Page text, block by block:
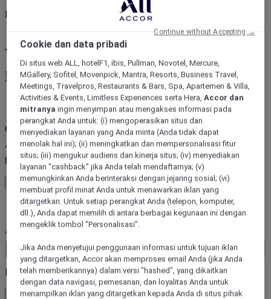
Destinasi Anda berikutnya
Americana : pesan hotel Anda
Pesan hotel dari 45+ Merek Hotel Accor
kesalahan
Core booking engine
You’ll be redirected to Accor website to view available hotels and
book your stay
Tutup jendela
kesalahan
Anda pergi ke mana saja?
Kamar & Tamu
1 Kamar - 1 Tamu
Cookie dan data pribadi
Di situs web ALL, hotelF1, ibis, Pullman, Novotel, Mercure,
MGallery, Sofitel, Movenpick, Mantra, Resorts, Business Travel,
Meetings, Travelpros, Restaurants & Bars, Spa, Apartemen & Villa,
Activities & Events, Limitless Experiences serta Hera,Accor dan
mitranya ingin menyimpan atau mengakses informasi pada
perangkat Anda untuk: (i) mengoperasikan situs dan
menyediakan layanan yang Anda minta (Anda tidak dapat
menolak hal ini); (ii) meningkatkan dan mempersonalisasi fitur
situs; (iii) mengukur audiens dan kinerja situs; (iv) menyediakan
layanan "cashback" jika Anda telah mendaftarnya; (v)
memungkinkan Anda berinteraksi dengan jejaring sosial; (vi)
membuat profil minat Anda untuk menawarkan iklan yang
ditargetkan. Untuk setiap perangkat Anda (telepon, komputer,
dll.), Anda dapat memilih di antara berbagai kegunaan ini dengan
mengeklik tombol "Personalisasi".
Jika Anda menyetujui penggunaan informasi untuk tujuan iklan
yang ditargetkan, Accor akan memproses email Anda (jika Anda
telah memberikannya) dalam versi "hashed", yang dikaitkan
dengan data navigasi, pemesanan, dan loyalitas Anda untuk
menampilkan iklan yang ditargetkan kepada Anda di situs pihak
Continue without Accepting →